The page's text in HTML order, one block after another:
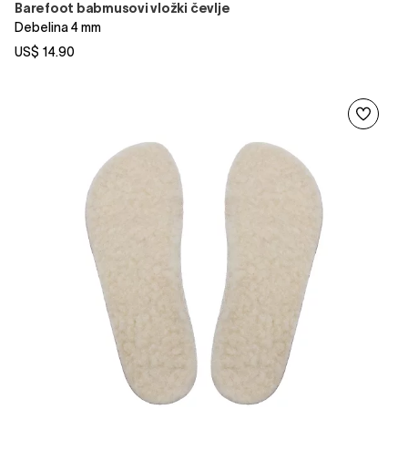
Barefoot babmusovi vložki čevlje
Debelina 4 mm
US$ 14.90